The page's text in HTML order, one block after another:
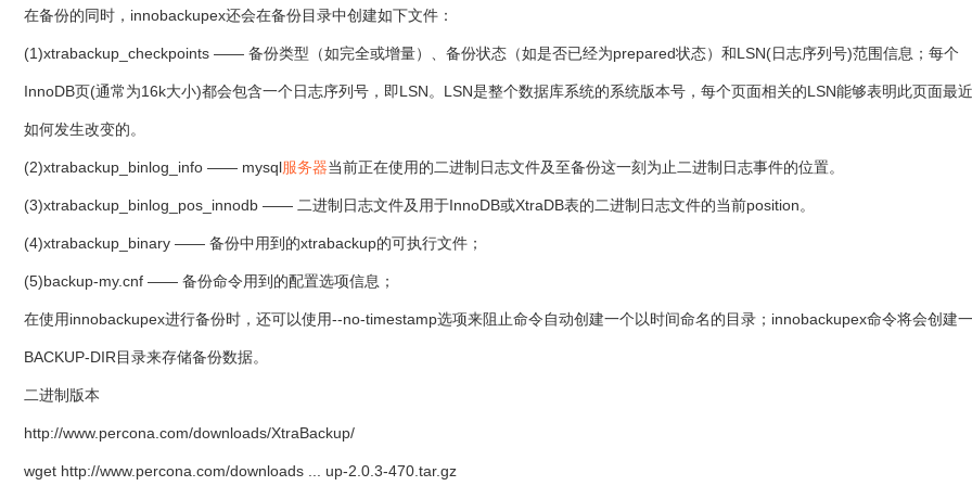
在备份的同时，innobackupex还会在备份目录中创建如下文件：
(1)xtrabackup_checkpoints —— 备份类型（如完全或增量）、备份状态（如是否已经为prepared状态）和LSN(日志序列号)范围信息；每个
InnoDB页(通常为16k大小)都会包含一个日志序列号，即LSN。LSN是整个数据库系统的系统版本号，每个页面相关的LSN能够表明此页面最
如何发生改变的。
(2)xtrabackup_binlog_info —— mysql服务器当前正在使用的二进制日志文件及至备份这一刻为止二进制日志事件的位置。
(3)xtrabackup_binlog_pos_innodb —— 二进制日志文件及用于InnoDB或XtraDB表的二进制日志文件的当前position。
(4)xtrabackup_binary —— 备份中用到的xtrabackup的可执行文件；
(5)backup-my.cnf —— 备份命令用到的配置选项信息；
在使用innobackupex进行备份时，还可以使用--no-timestamp选项来阻止命令自动创建一个以时间命名的目录；innobackupex命令将会创建
BACKUP-DIR目录来存储备份数据。
二进制版本
http://www.percona.com/downloads/XtraBackup/
wget http://www.percona.com/downloads ... up-2.0.3-470.tar.gz